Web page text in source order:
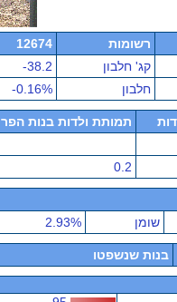
רשומות 12674
קג' חלבון -38.2
חלבון -0.16%
תמותת ולדות בנות הפר
0.2
שומן 2.93%
בנות שנשפטו